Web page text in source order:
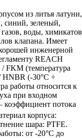
из литья латуни,
синий, зеленый,
воды,
клапана. Имеет
инженерной
REACH
FKM (температура
HNBR (-30°C ÷
работы относится к
при входном
потока
корпуса:
шара: PTFE.
от -20°C до